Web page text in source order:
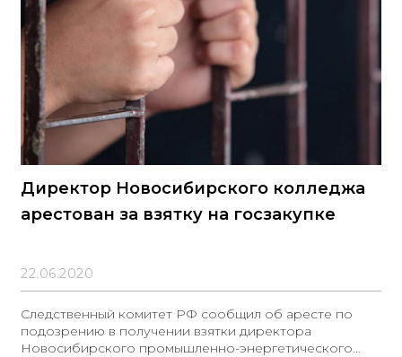
Директор Новосибирского колледжа
арестован за взятку на госзакупке
22.06.2020
Следственный комитет РФ сообщил об аресте по
подозрению в получении взятки директора
Новосибирского промышленно-энергетического